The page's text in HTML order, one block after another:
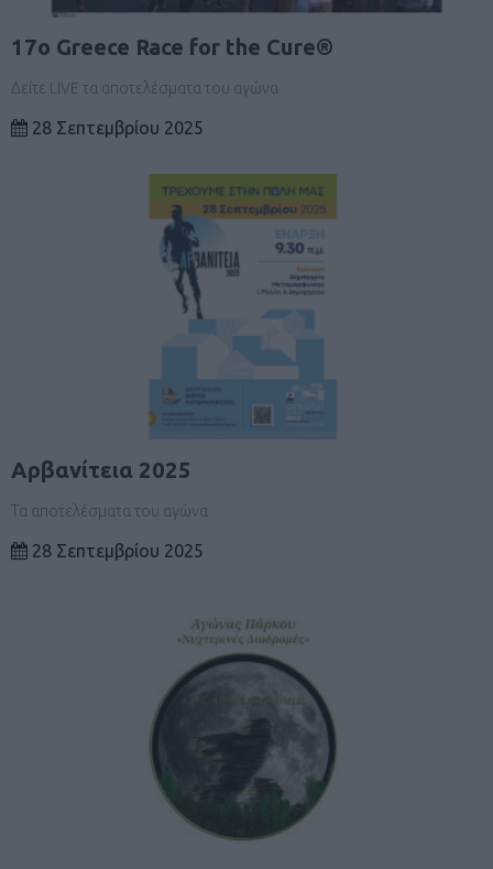
17ο Greece Race for the Cure®
Δείτε LIVE τα αποτελέσματα του αγώνα
28 Σεπτεμβρίου 2025
Αρβανίτεια 2025
Τα αποτελέσματα του αγώνα
28 Σεπτεμβρίου 2025